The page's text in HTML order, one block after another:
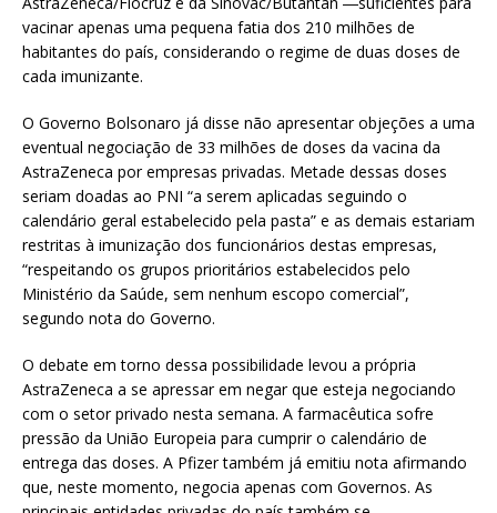
vacinar apenas uma pequena fatia dos 210 milhões de
habitantes do país, considerando o regime de duas doses de
cada imunizante.
O Governo Bolsonaro já disse não apresentar objeções a uma
eventual negociação de 33 milhões de doses da vacina da
AstraZeneca por empresas privadas. Metade dessas doses
seriam doadas ao PNI “a serem aplicadas seguindo o
calendário geral estabelecido pela pasta” e as demais estariam
restritas à imunização dos funcionários destas empresas,
“respeitando os grupos prioritários estabelecidos pelo
Ministério da Saúde, sem nenhum escopo comercial”,
segundo nota do Governo.
O debate em torno dessa possibilidade levou a própria
AstraZeneca a se apressar em negar que esteja negociando
com o setor privado nesta semana. A farmacêutica sofre
pressão da União Europeia para cumprir o calendário de
entrega das doses. A Pfizer também já emitiu nota afirmando
que, neste momento, negocia apenas com Governos. As